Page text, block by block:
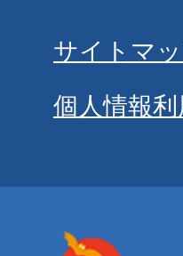
サイトマ
個人情報